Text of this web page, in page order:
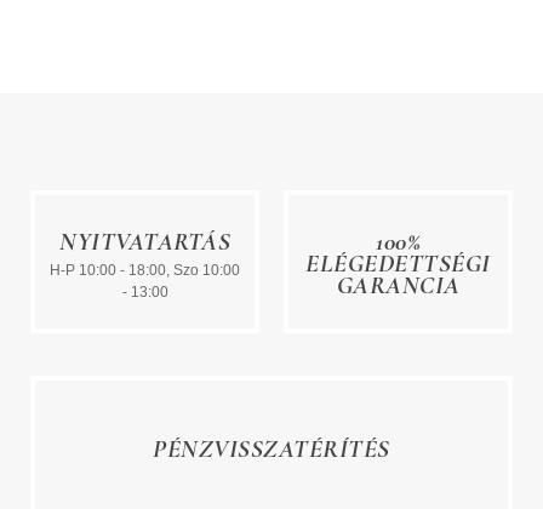
NYITVATARTÁS
H-P 10:00 - 18:00, Szo 10:00
- 13:00
100%
ELÉGEDETTSÉGI
GARANCIA
PÉNZVISSZATÉRÍTÉS